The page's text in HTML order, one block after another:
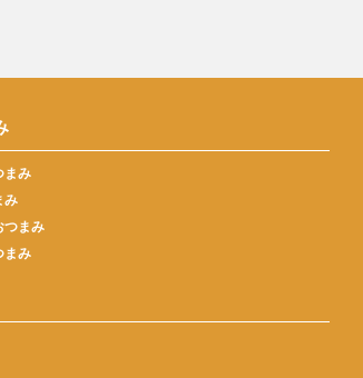
まみ
み
つまみ
まみ